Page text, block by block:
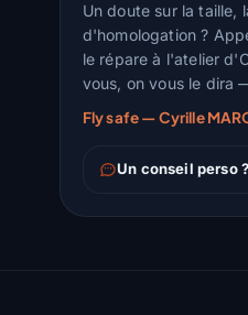
Un doute sur la taille,
d'homologation ?
le répare à l'atelier
vous, on vous le dira
Fly safe — Cyrille
Un conseil perso